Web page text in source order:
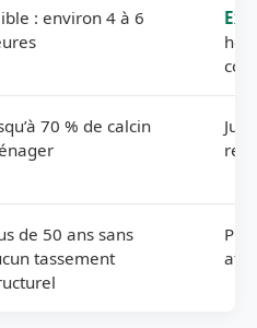
: environ 4 à 6
70 % de calcin
de 50 ans sans
tassement